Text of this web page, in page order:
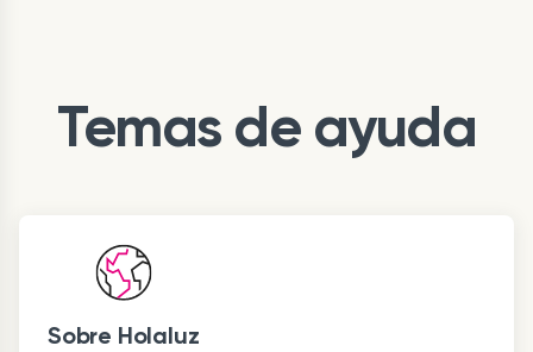
Temas de ayuda
Sobre Holaluz